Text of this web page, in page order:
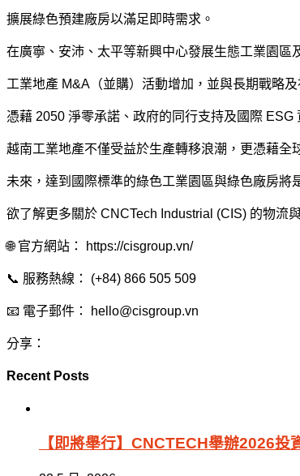
擴展綠色預建廠房以滿足即時需求。
在廣寧、安沛、太平等新興中心發展生態工業園區
工業地產 M&A（並購）活動增加，並與長期戰略
憑藉 2050 淨零承諾、政府的同行支持及國際
越南工業地產不僅受益於生產轉移浪潮，更憑藉全
未來，達到國際標準的綠色工業園區與綠色廠房將
欲了解更多關於 CNCTech Industrial (CIS) 的物流
🌐 官方網站： https://cisgroup.vn/
📞 服務熱線： (+84) 866 505 509
📧 電子郵件： hello@cisgroup.vn
分享：
Recent Posts
【即將舉行】CNCTECH舉辦2026